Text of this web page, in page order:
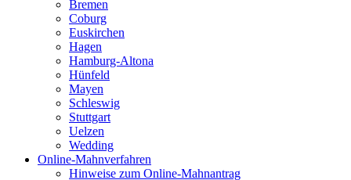
Bremen
Coburg
Euskirchen
Hagen
Hamburg-Altona
Hünfeld
Mayen
Schleswig
Stuttgart
Uelzen
Wedding
Online-Mahnverfahren
Hinweise zum Online-Mahnantrag